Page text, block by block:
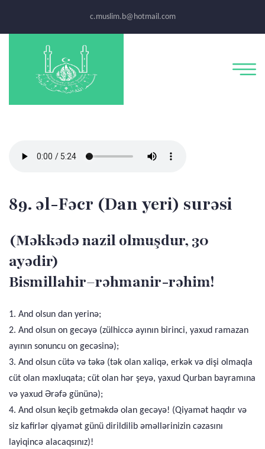
c.muslim.b@hotmail.com
89. əl-Fəcr (Dan yeri) surəsi
(Məkkədə nazil olmuşdur, 30
ayədir)
Bismillahir–rəhmanir-rəhim!
1. And olsun dan yerinə;
2. And olsun on gecəyə (zülhiccə ayının birinci, yaxud ramazan
ayının sonuncu on gecəsinə);
3. And olsun cütə və təkə (tək olan xaliqə, erkək və dişi olmaqla
cüt olan məxluqata; cüt olan hər şeyə, yaxud Qurban bayramına
və yaxud Ərəfə gününə);
4. And olsun keçib getməkdə olan gecəyə! (Qiyamət haqdır və
siz kafirlər qiyamət günü dirildilib əməllərinizin cəzasını
layiqincə alacaqsınız)!